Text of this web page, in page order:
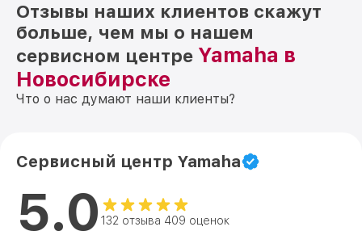
Отзывы наших клиентов скажут
больше, чем мы о нашем
сервисном центре Yamaha в
Новосибирске
Что о нас думают наши клиенты?
Сервисный центр Yamaha
5.0 132 отзыва 409 оценок